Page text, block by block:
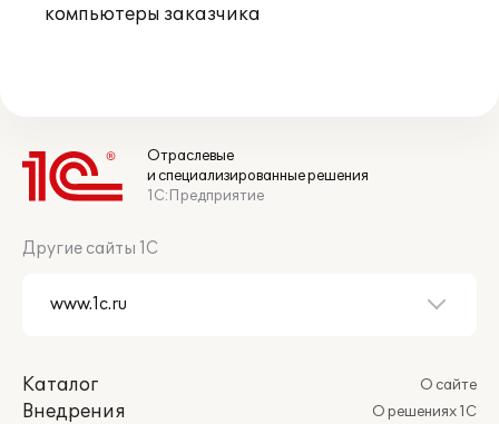
компьютеры заказчика
Отраслевые
и специализированные решения
1С:Предприятие
Другие сайты 1С
Каталог
Внедрения
О сайте
О решениях 1С